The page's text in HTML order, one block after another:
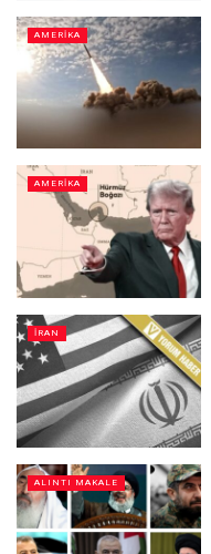
AMERIKA
AMERIKA
İRAN
ALINTI MAKALE